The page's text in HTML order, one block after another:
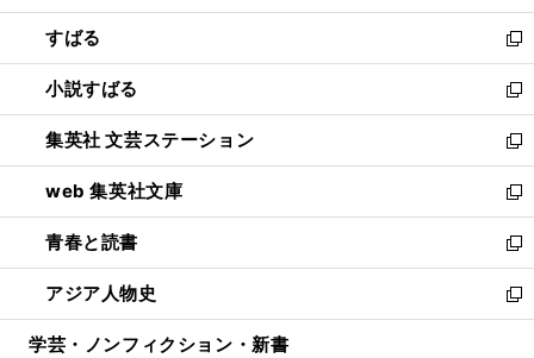
開
く
ウ
で
開
く
ン
ド
ウ
で
開
く
すばる
新
し
い
ウ
ィ
ン
ド
ウ
で
開
く
小説すばる
新
し
い
ウ
ィ
ン
ド
ウ
で
開
集英社 文芸ステーション
新
し
い
ウ
ィ
ン
ド
ウ
web 集英社文庫
新
し
い
ウ
ィ
ン
青春と読書
新
し
い
ウ
アジア人物史
新
し
学芸・ノンフィクション・新書